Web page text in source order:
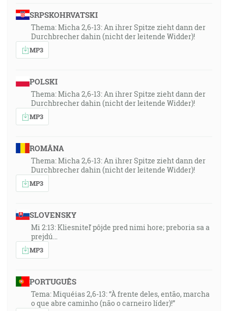
SRPSKOHRVATSKI
Thema: Micha 2,6-13: An ihrer Spitze zieht dann der
Durchbrecher dahin (nicht der leitende Widder)!
MP3
POLSKI
Thema: Micha 2,6-13: An ihrer Spitze zieht dann der
Durchbrecher dahin (nicht der leitende Widder)!
MP3
ROMÂNA
Thema: Micha 2,6-13: An ihrer Spitze zieht dann der
Durchbrecher dahin (nicht der leitende Widder)!
MP3
SLOVENSKY
Mi 2:13: Kliesniteľ pôjde pred nimi hore; preboria sa a
prejdú…
MP3
PORTUGUÊS
Tema: Miquéias 2,6-13: “À frente deles, então, marcha
o que abre caminho (não o carneiro líder)!”